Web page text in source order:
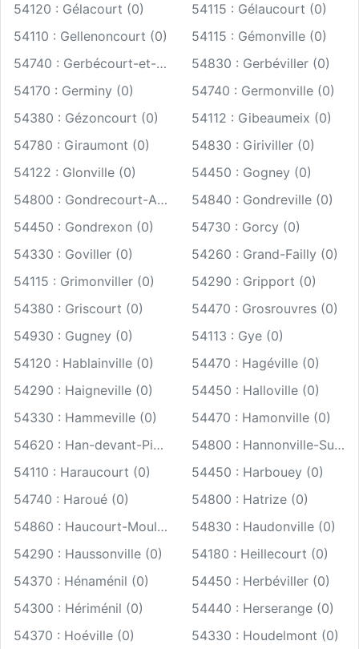
54120 : Gélacourt (0)
54115 : Gélaucourt (0)
54110 : Gellenoncourt (0)
54115 : Gémonville (0)
54740 : Gerbécourt-et-Haplemont (0)
54830 : Gerbéviller (0)
54170 : Germiny (0)
54740 : Germonville (0)
54380 : Gézoncourt (0)
54112 : Gibeaumeix (0)
54780 : Giraumont (0)
54830 : Giriviller (0)
54122 : Glonville (0)
54450 : Gogney (0)
54800 : Gondrecourt-Aix (0)
54840 : Gondreville (0)
54450 : Gondrexon (0)
54730 : Gorcy (0)
54330 : Goviller (0)
54260 : Grand-Failly (0)
54115 : Grimonviller (0)
54290 : Gripport (0)
54380 : Griscourt (0)
54470 : Grosrouvres (0)
54930 : Gugney (0)
54113 : Gye (0)
54120 : Hablainville (0)
54470 : Hagéville (0)
54290 : Haigneville (0)
54450 : Halloville (0)
54330 : Hammeville (0)
54470 : Hamonville (0)
54620 : Han-devant-Pierrepont (0)
54800 : Hannonville-Suzémont (0)
54110 : Haraucourt (0)
54450 : Harbouey (0)
54740 : Haroué (0)
54800 : Hatrize (0)
54860 : Haucourt-Moulaine (0)
54830 : Haudonville (0)
54290 : Haussonville (0)
54180 : Heillecourt (0)
54370 : Hénaménil (0)
54450 : Herbéviller (0)
54300 : Hériménil (0)
54440 : Herserange (0)
54370 : Hoéville (0)
54330 : Houdelmont (0)